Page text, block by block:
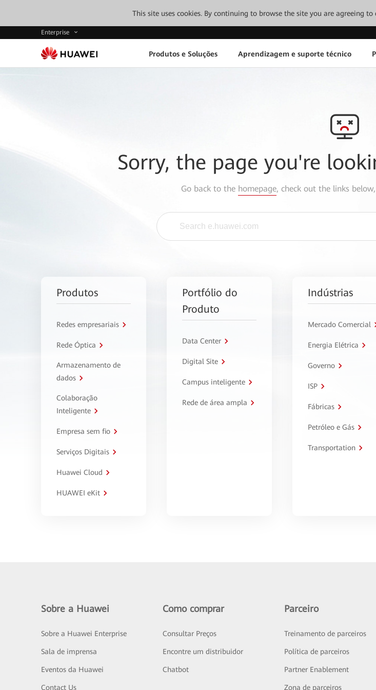
This site uses cookies. By continuing to browse the site you are agreeing to
Enterprise
Produtos e Soluções Aprendizagem e suporte técnico
Sorry, the page you're
Go back to the homepage, check out the links
Produtos
Redes empresariais
Rede Óptica
Armazenamento de
dados
Colaboração
Inteligente
Empresa sem fio
Serviços Digitais
Huawei Cloud
HUAWEI eKit
Portfólio do
Produto
Data Center
Digital Site
Campus inteligente
Rede de área ampla
Indústrias
Mercado Comercial
Energia Elétrica
Governo
ISP
Fábricas
Petróleo e Gás
Transportation
Sobre a Huawei
Sobre a Huawei Enterprise
Sala de imprensa
Eventos da Huawei
Contact Us
Como comprar
Consultar Preços
Encontre um distribuidor
Chatbot
Parceiro
Treinamento de parceiros
Política de parceiros
Partner Enablement
Zona de parceiros